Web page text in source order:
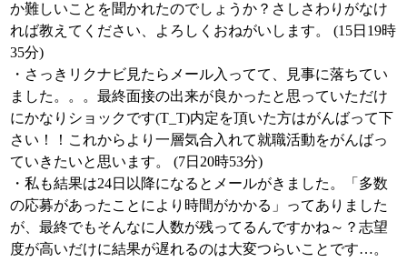
か難しいことを聞かれたのでしょうか？さしさわりがなけ
れば教えてください、よろしくおねがいします。 (15日19時
35分)
・さっきリクナビ見たらメール入ってて、見事に落ちてい
ました。。。最終面接の出来が良かったと思っていただけ
にかなりショックです(T_T)内定を頂いた方はがんばって下
さい！！これからより一層気合入れて就職活動をがんばっ
ていきたいと思います。 (7日20時53分)
・私も結果は24日以降になるとメールがきました。「多数
の応募があったことにより時間がかかる」ってありました
が、最終でもそんなに人数が残ってるんですかね～？志望
度が高いだけに結果が遅れるのは大変つらいことです…。